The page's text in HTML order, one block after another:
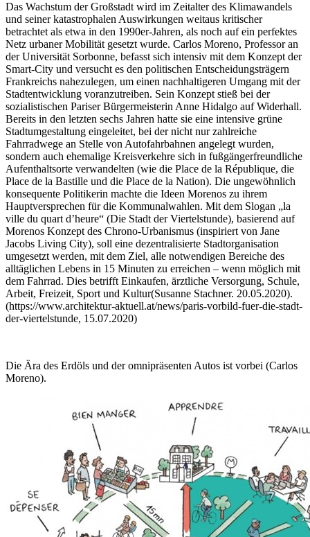
Das Wachstum der Großstadt wird im Zeitalter des Klimawandels
und seiner katastrophalen Auswirkungen weitaus kritischer
betrachtet als etwa in den 1990er-Jahren, als noch auf ein perfektes
Netz urbaner Mobilität gesetzt wurde. Carlos Moreno, Professor an
der Universität Sorbonne, befasst sich intensiv mit dem Konzept der
Smart-City und versucht es den politischen Entscheidungsträgern
Frankreichs nahezulegen, um einen nachhaltigeren Umgang mit der
Stadtentwicklung voranzutreiben. Sein Konzept stieß bei der
sozialistischen Pariser Bürgermeisterin Anne Hidalgo auf Widerhall.
Bereits in den letzten sechs Jahren hatte sie eine intensive grüne
Stadtumgestaltung eingeleitet, bei der nicht nur zahlreiche
Fahrradwege an Stelle von Autofahrbahnen angelegt wurden,
sondern auch ehemalige Kreisverkehre sich in fußgängerfreundliche
Aufenthaltsorte verwandelten (wie die Place de la République, die
Place de la Bastille und die Place de la Nation). Die ungewöhnlich
konsequente Politikerin machte die Ideen Morenos zu ihrem
Hauptversprechen für die Kommunalwahlen. Mit dem Slogan „la
ville du quart d’heure“ (Die Stadt der Viertelstunde), basierend auf
Morenos Konzept des Chrono-Urbanismus (inspiriert von Jane
Jacobs Living City), soll eine dezentralisierte Stadtorganisation
umgesetzt werden, mit dem Ziel, alle notwendigen Bereiche des
alltäglichen Lebens in 15 Minuten zu erreichen – wenn möglich mit
dem Fahrrad. Dies betrifft Einkaufen, ärztliche Versorgung, Schule,
Arbeit, Freizeit, Sport und Kultur(Susanne Stachner. 20.05.2020).
(https://www.architektur-aktuell.at/news/paris-vorbild-fuer-die-stadt-
der-viertelstunde, 15.07.2020)
Die Ära des Erdöls und der omnipräsenten Autos ist vorbei (Carlos
Moreno).